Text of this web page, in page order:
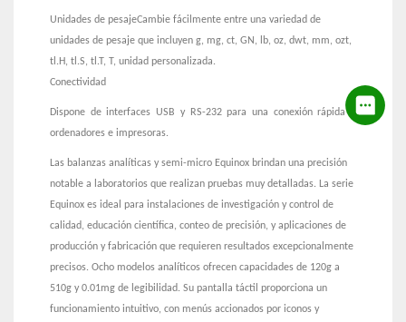
Unidades de pesajeCambie fácilmente entre una variedad de
unidades de pesaje que incluyen g, mg, ct, GN, lb, oz, dwt, mm, ozt,
tl.H, tl.S, tl.T, T, unidad personalizada.
Conectividad
Dispone de interfaces USB y RS-232 para una conexión rápida a
ordenadores e impresoras.
Las balanzas analíticas y semi-micro Equinox brindan una precisión
notable a laboratorios que realizan pruebas muy detalladas. La serie
Equinox es ideal para instalaciones de investigación y control de
calidad, educación científica, conteo de precisión, y aplicaciones de
producción y fabricación que requieren resultados excepcionalmente
precisos. Ocho modelos analíticos ofrecen capacidades de 120g a
510g y 0.01mg de legibilidad. Su pantalla táctil proporciona un
funcionamiento intuitivo, con menús accionados por iconos y